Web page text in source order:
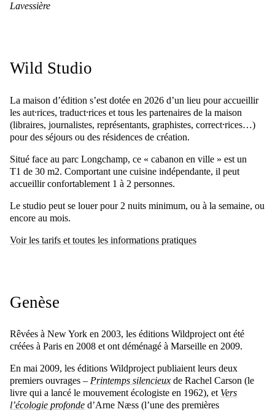
Lavessière
Wild Studio
La maison d’édition s’est dotée en 2026 d’un lieu pour accueillir
les aut⸱rices, traduct⸱rices et tous les partenaires de la maison
(libraires, journalistes, représentants, graphistes, correct⸱rices…)
pour des séjours ou des résidences de création.
Situé face au parc Longchamp, ce « cabanon en ville » est un
T1 de 30 m2. Comportant une cuisine indépendante, il peut
accueillir confortablement 1 à 2 personnes.
Le studio peut se louer pour 2 nuits minimum, ou à la semaine, ou
encore au mois.
Voir les tarifs et toutes les informations pratiques
Genèse
Rêvées à New York en 2003, les éditions Wildproject ont été
créées à Paris en 2008 et ont déménagé à Marseille en 2009.
En mai 2009, les éditions Wildproject publiaient leurs deux
premiers ouvrages – Printemps silencieux de Rachel Carson (le
livre qui a lancé le mouvement écologiste en 1962), et Vers
l’écologie profonde d’Arne Næss (l’une des premières